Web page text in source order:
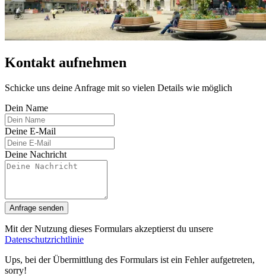
Kontakt aufnehmen
Schicke uns deine Anfrage mit so vielen Details wie möglich
Dein Name
Deine E-Mail
Deine Nachricht
Anfrage senden
Mit der Nutzung dieses Formulars akzeptierst du unsere
Datenschutzrichtlinie
Ups, bei der Übermittlung des Formulars ist ein Fehler aufgetreten,
sorry!